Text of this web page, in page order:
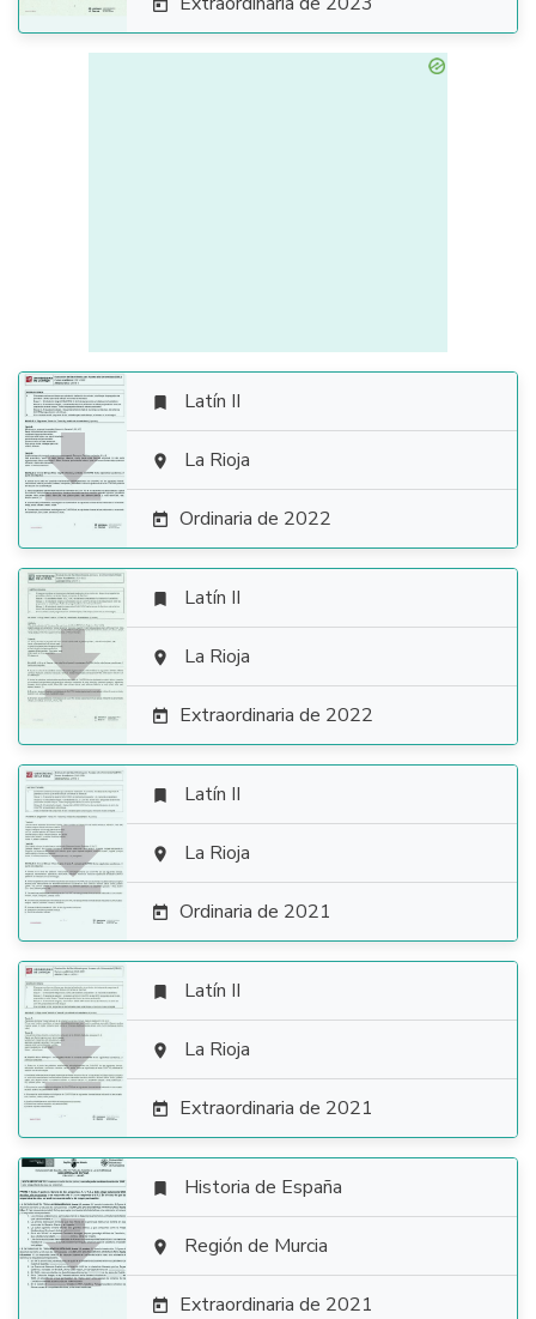


 Latín II
 La Rioja
 Ordinaria de 2022

 Latín II
 La Rioja
 Extraordinaria de 2022

 Latín II
 La Rioja
 Ordinaria de 2021

 Latín II
 La Rioja
 Extraordinaria de 2021

 Historia de España
 Región de Murcia
 Extraordinaria de 2021